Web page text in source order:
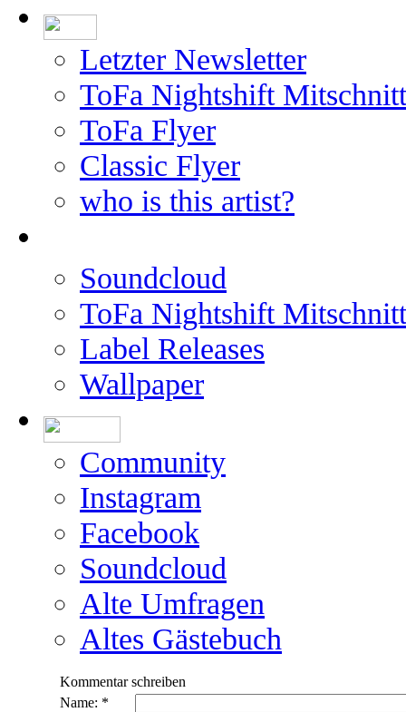
Letzter Newsletter
ToFa Nightshift
ToFa Flyer
Classic Flyer
who is this artist?
Soundcloud
ToFa Nightshift
Label Releases
Wallpaper
Community
Instagram
Facebook
Soundcloud
Alte Umfragen
Altes Gästebuch
Kommentar schreiben
Name: *